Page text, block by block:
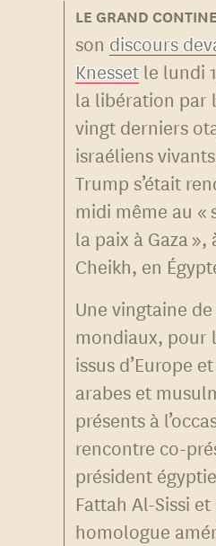
sondiscours
Knessetle lundi
la libération par
vingt derniers
israéliens
Trump s’était
midi même au «
la paix à Gaza
Cheikh, en
Une vingtaine
mondiaux, pour
issus d’Europe
arabes et
présents à
rencontre co-
président
Fattah Al-Sissi et
homologue